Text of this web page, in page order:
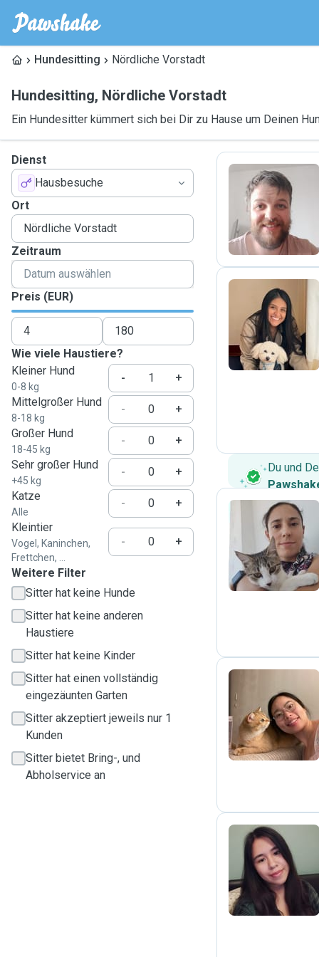
Hundesitting Nördliche Vorstadt
Hundesitting, Nördliche Vorstadt
Ein Hundesitter kümmert sich bei Dir zu Hause um Deinen
Dienst
Hausbesuche
Ort
Zeitraum
Preis (EUR)
Wie viele Haustiere?
Kleiner Hund
0-8 kg
-
+
Mittelgroßer Hund
8-18 kg
-
+
Großer Hund
18-45 kg
-
+
Sehr großer Hund
+45 kg
-
+
Katze
Alle
-
+
Kleintier
Vogel, Kaninchen,
Frettchen, ...
- +
Weitere Filter
Sitter hat keine Hunde
Sitter hat keine anderen
Haustiere
Sitter hat keine Kinder
Sitter hat einen vollständig
eingezäunten Garten
Sitter akzeptiert jeweils nur 1
Kunden
Sitter bietet Bring-, und
Abholservice an
A
A
Du und
N
T
A